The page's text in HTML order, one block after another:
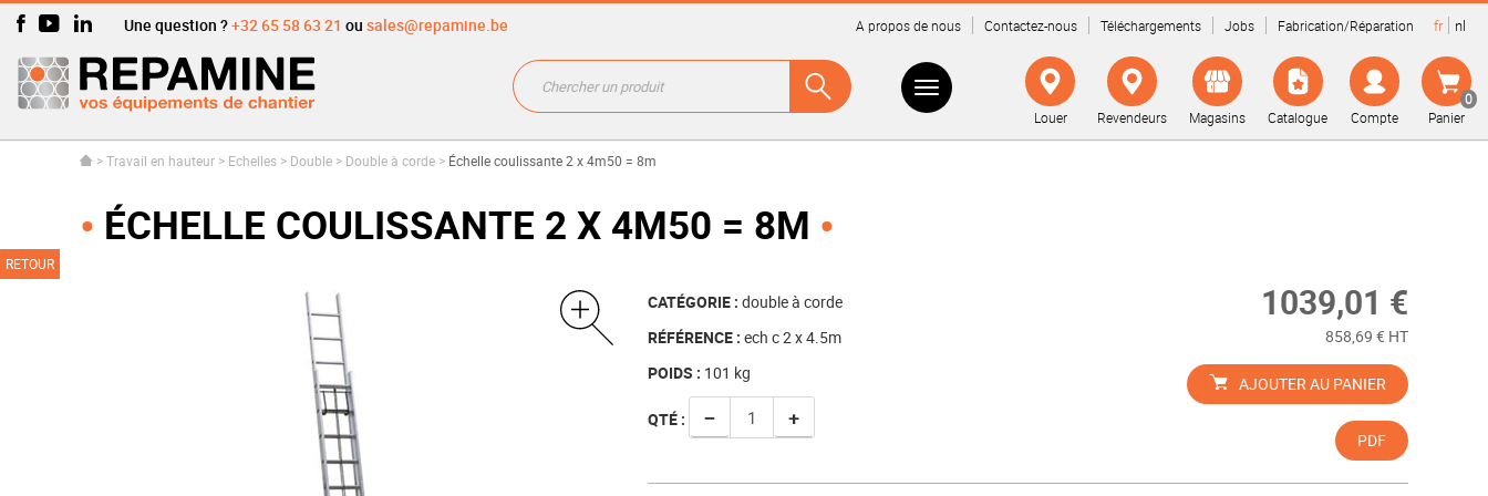
Une question ?+32 65 58 63 21 ou sales@repamine.be A propos de nous Contactez-nous Téléchargements Jobs Fabrication/Réparation fr nl
0
Panier
Compte
Catalogue
Magasins
Revendeurs
Louer
>Travail en hauteur > Echelles > Double > Double à corde > Échelle coulissante 2 x 4m50 = 8m
ÉCHELLE COULISSANTE 2 X 4M50 = 8M
CATÉGORIE : double à corde
RÉFÉRENCE : ech c 2 x 4.5m
POIDS : 101 kg
QTÉ : − +
1039,01 €
858,69 € HT
AJOUTER AU PANIER
PDF
RETOUR